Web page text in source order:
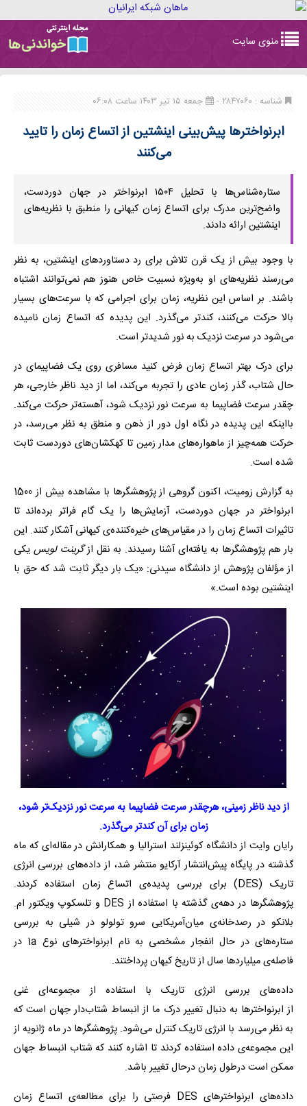
navigation
منوی سایت
شناسه : ۲۸۴۷۰۶۰ - جمعه ۱۵ تیر ۱۴۰۳ ساعت ۰۶:۰۸
ابرنواخترها پیش‌بینی اینشتین از اتساع زمان را تایید
می‌کنند
ستاره‌شناس‌ها با تحلیل ۱۵۰۴ ابرنواختر در جهان دوردست،
واضح‌ترین مدرک برای اتساع زمان کیهانی را منطبق با نظریه‌های
اینشتین ارائه دادند.
با وجود بیش از یک قرن تلاش برای رد دستاوردهای اینشتین، به نظر
می‌رسند نظریه‌های او به‌ویژه نسبیت خاص هنوز هم نمی‌توانند اشتباه
باشند. بر اساس این نظریه، زمان برای اجرامی که با سرعت‌های بسیار
بالا حرکت می‌کنند، کندتر می‌گذرد. این پدیده که اتساع زمان نامیده
می‌شود در سرعت نزدیک به نور شدیدتر است.
برای درک بهتر اتساع زمان فرض کنید مسافری روی یک فضاپیمای در
حال شتاب، گذر زمان عادی را تجربه می‌کند، اما از دید ناظر خارجی، هر
چقدر سرعت فضاپیما به سرعت نور نزدیک شود، آهسته‌تر حرکت می‌کند.
بااینکه این پدیده در نگاه اول دور از ذهن و منطق به نظر می‌رسد، در
حرکت همه‌چیز از ماهواره‌های مدار زمین تا کهکشان‌های دوردست ثابت
شده است.
به گزارش زومیت، اکنون گروهی از پژوهشگرها با مشاهده بیش از 1500
ابرنواختر در جهان دوردست، آزمایش‌ها را یک گام فراتر برده‌اند تا
تاثیرات اتساع زمان را در مقیاس‌های خیره‌کننده‌ی کیهانی آشکار کنند. این
بار هم پژوهشگرها به یافته‌ای آشنا رسیدند. به نقل ازگرینت لویس یکی
از مؤلفان پژوهش از دانشگاه سیدنی: «یک بار دیگر ثابت شد که حق با
اینشتین بوده است.»
از دید ناظر زمینی، هرچقدر سرعت فضاپیما به سرعت نور نزدیک‌تر شود،
زمان برای آن کندتر می‌گذرد.
رایان وایت از دانشگاه کوئینزلند استرالیا و همکارانش در مقاله‌ای که ماه
گذشته در پایگاه پیش‌انتشار آرکایو منتشر شد، از داده‌های بررسی انرژی
تاریک (DES) برای بررسی پدیده‌ی اتساع زمان استفاده کردند.
پژوهشگرها در دهه‌ی گذشته با استفاده از DES و تلسکوپ ویکتور ام.
بلانکو در رصدخانه‌ی میان‌آمریکایی سرو تولولو در شیلی به بررسی
ستاره‌های در حال انفجار مشخصی به نام ابرنواخترهای نوع 1a در
فاصله‌ی میلیاردها سال از تاریخ کیهان پرداختند.
داده‌های بررسی انرژی تاریک با استفاده از مجموعه‌ای غنی
از ابرنواخترها به دنبال تغییر درک ما از انبساط شتاب‌دار جهان است که
به نظر می‌رسد با انرژی تاریک کنترل می‌شود. پژوهشگرها در ماه ژانویه از
این مجموعه‌ی داده استفاده کردند تا اشاره کنند که شتاب انبساط جهان
ممکن است درطول زمان درحال تغییر باشد.
داده‌های ابرنواخترهای DES فرصتی را برای مطالعه‌ی اتساع زمان